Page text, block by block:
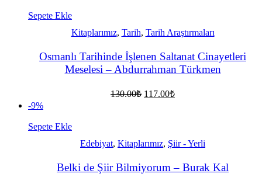
Sepete Ekle
Kitaplarımız, Tarih, Tarih Araştırmaları
Osmanlı Tarihinde İşlenen Saltanat Cinayetleri
Meselesi – Abdurrahman Türkmen
130.00₺ Orijinal
117.00₺Şu
-9%
Sepete Ekle
Edebiyat, Kitaplarımız, Şiir - Yerli
Belki de Şiir Bilmiyorum – Burak Kal